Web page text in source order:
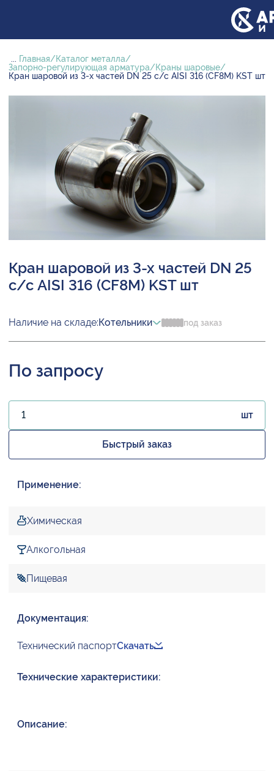
... Главная
Каталог металла
Запорно-регулирующая арматура
Краны шаровые
Кран шаровой из 3-х частей DN 25 с/с AISI 316 (CF8M) KST шт
Кран шаровой из 3-х частей DN 25
с/с AISI 316 (CF8M) KST шт
Наличие на складе:Котельники под заказ
По запросу
шт
Быстрый заказ
Применение:
Химическая
Алкогольная
Пищевая
Документация:
Технический паспортСкачать
Технические характеристики:
Описание: